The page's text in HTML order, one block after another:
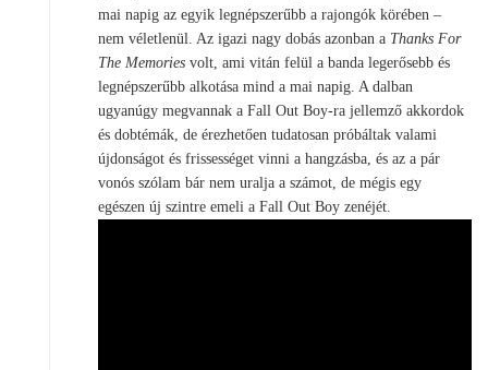
mai napig az egyik legnépszerűbb a rajongók körében –
nem véletlenül. Az igazi nagy dobás azonban a Thanks For
The Memories volt, ami vitán felül a banda legerősebb és
legnépszerűbb alkotása mind a mai napig. A dalban
ugyanúgy megvannak a Fall Out Boy-ra jellemző akkordok
és dobtémák, de érezhetően tudatosan próbáltak valami
újdonságot és frissességet vinni a hangzásba, és az a pár
vonós szólam bár nem uralja a számot, de mégis egy
egészen új szintre emeli a Fall Out Boy zenéjét.